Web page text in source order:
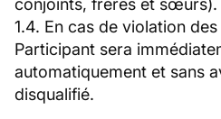
conjoints, frères et sœurs).
1.4. En cas de violation
Participant sera
automatiquement et sans
disqualifié.